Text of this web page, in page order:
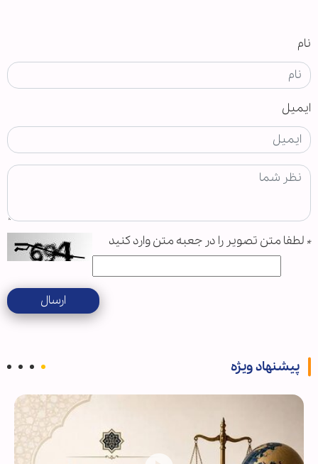
نام
ایمیل
* لطفا متن تصویر را در جعبه متن وارد کنید
ارسال
پیشنهاد ویژه